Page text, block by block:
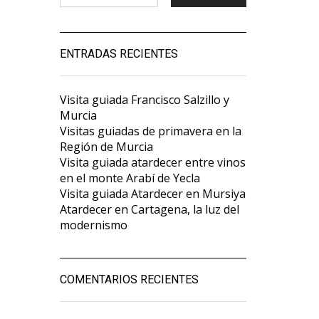
ENTRADAS RECIENTES
Visita guiada Francisco Salzillo y
Murcia
Visitas guiadas de primavera en la
Región de Murcia
Visita guiada atardecer entre vinos
en el monte Arabí de Yecla
Visita guiada Atardecer en Mursiya
Atardecer en Cartagena, la luz del
modernismo
COMENTARIOS RECIENTES